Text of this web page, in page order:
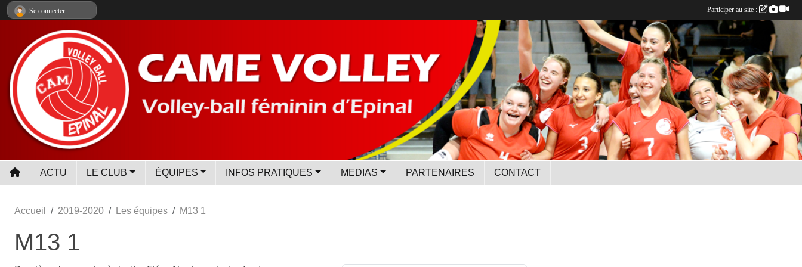
ACTU LE CLUB ÉQUIPES INFOS PRATIQUES MEDIAS PARTENAIRES CONTACT
Accueil 2019-2020 Les équipes M13 1
M13 1
Se connecter Participer au site :
Panneau de gestion des cookies